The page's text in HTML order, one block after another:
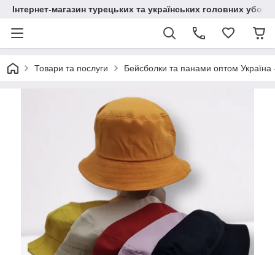
Інтернет-магазин турецьких та українських головних
Товари та послуги Бейсболки та панами оптом